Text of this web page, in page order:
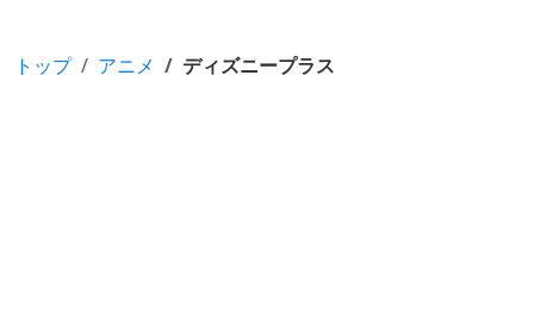
トップ アニメ ディズニープラス